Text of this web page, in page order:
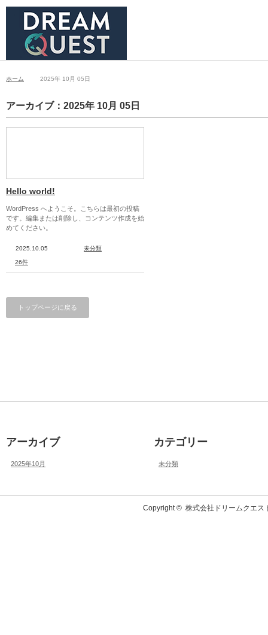
ホーム 2025年 10月 05日
アーカイブ：2025年 10月 05日
Hello world!
WordPress へようこそ。こちらは最初の投稿
です。編集または削除し、コンテンツ作成を始
めてください。
2025.10.05 未分類
26件
トップページに戻る
アーカイブ
2025年10月
カテゴリー
未分類
Copyright © 株式会社ドリームクエ